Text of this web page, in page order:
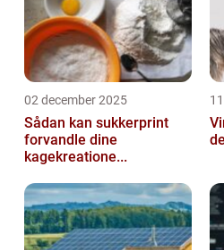
02 december 2025
Sådan kan sukkerprint
forvandle dine
kagekreatione...